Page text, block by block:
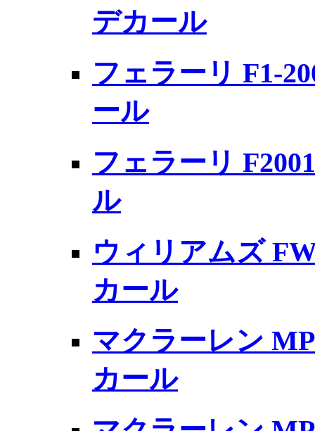
デカール
フェラーリ F1-
ール
フェラーリ
ル
ウィリアムズ
カール
マクラーレン
カール